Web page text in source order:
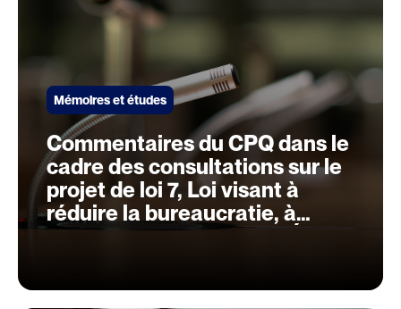
Mémoires et études
Commentaires du CPQ dans le
cadre des consultations sur le
projet de loi 7, Loi visant à
réduire la bureaucratie, à
accroître l’efficacité de l’État et